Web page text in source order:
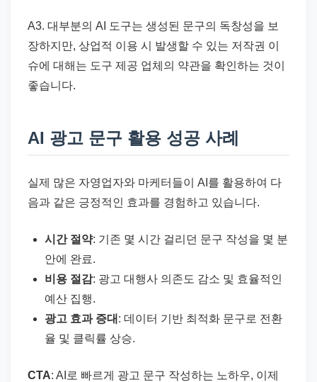
A3. 대부분의 AI 도구는 생성된 문구의 독창성을 보
장하지만, 상업적 이용 시 발생할 수 있는 저작권 이
슈에 대해는 도구 제공 업체의 약관을 확인하는 것이
좋습니다.
AI 광고 문구 활용 성공 사례
실제 많은 자영업자와 마케터들이 AI를 활용하여 다
음과 같은 긍정적인 효과를 경험하고 있습니다.
시간 절약: 기존 몇 시간 걸리던 문구 작성을 몇 분
안에 완료.
비용 절감: 광고 대행사 의존도 감소 및 효율적인
예산 집행.
광고 효과 증대 : 데이터 기반 최적화 문구로 전환
율 및 클릭률 상승.
CTA: AI로 빠르게 광고 문구 작성하는 노하우, 이제